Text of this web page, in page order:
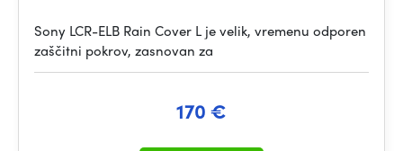
Sony LCR-ELB Rain Cover L je velik, vremenu odporen
zaščitni pokrov, zasnovan za
170 €